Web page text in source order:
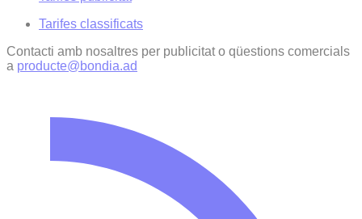
Tarifes classificats
Contacti amb nosaltres per publicitat o qüestions comercials
a producte@bondia.ad